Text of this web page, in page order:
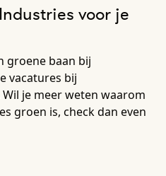
voor je
groene baan bij
vacatures bij
je meer weten waarom
groen is, check dan even